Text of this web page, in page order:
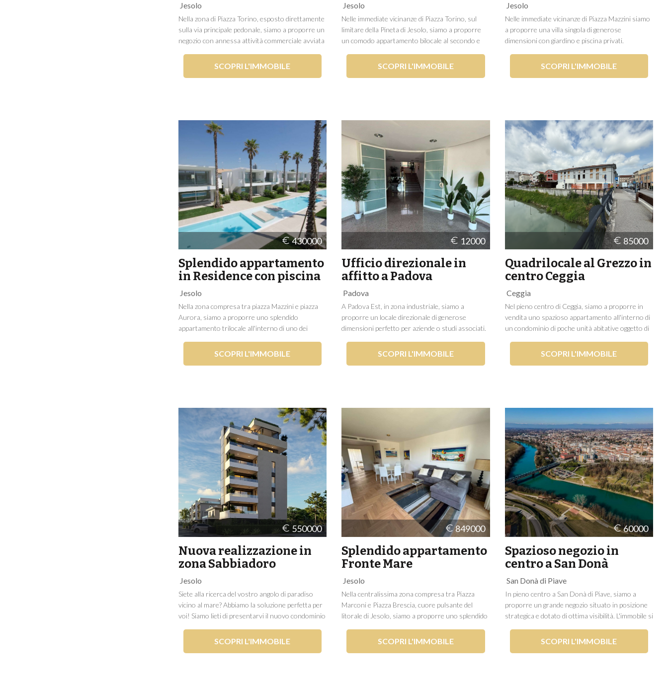
Jesolo
Nella zona di Piazza Torino, esposto direttamente
sulla via principale pedonale, siamo a proporre un
negozio con annessa attività commerciale avviata
si compone di uno spazioso spazio espositivo
SCOPRI L'IMMOBILE
Jesolo
Nelle immediate vicinanze di Piazza Torino, sul
limitare della Pineta di Jesolo, siamo a proporre
un comodo appartamento bilocale al secondo e
abitative. L'intero fabbricato sarà oggetto di una
SCOPRI L'IMMOBILE
Jesolo
Nelle immediate vicinanze di Piazza Mazzini siamo
a proporre una villa singola di generose
dimensioni con giardino e piscina privati.
terra e uno interrato. Al piano terra troviamo
SCOPRI L'IMMOBILE
430000
Splendido appartamento
in Residence con piscina
Jesolo
Nella zona compresa tra piazza Mazzini e piazza
Aurora, siamo a proporre uno splendido
appartamento trilocale all'interno di uno dei
L'immobile è situato al primo ed ultimo piano e si
SCOPRI L'IMMOBILE
12000
Ufficio direzionale in
affitto a Padova
Padova
A Padova Est, in zona industriale, siamo a
proporre un locale direzionale di generose
dimensioni perfetto per aziende o studi associati.
predisposti per l'installazione di postazioni per il
SCOPRI L'IMMOBILE
85000
Quadrilocale al Grezzo in
centro Ceggia
Ceggia
Nel pieno centro di Ceggia, siamo a proporre in
vendita uno spazioso appartamento all'interno di
un condominio di poche unità abitative oggetto di
dell'esterno. L'immobile è situato al secondo piano
SCOPRI L'IMMOBILE
550000
Nuova realizzazione in
zona Sabbiadoro
Jesolo
Siete alla ricerca del vostro angolo di paradiso
vicino al mare? Abbiamo la soluzione perfetta per
voi! Siamo lieti di presentarvi il nuovo condominio
zone più ambite ed esclusive dell'intero litorale.
SCOPRI L'IMMOBILE
849000
Splendido appartamento
Fronte Mare
Jesolo
Nella centralissima zona compresa tra Piazza
Marconi e Piazza Brescia, cuore pulsante del
litorale di Jesolo, siamo a proporre uno splendido
completamente ristrutturato di recente.
SCOPRI L'IMMOBILE
60000
Spazioso negozio in
centro a San Donà
San Donà di Piave
In pieno centro a San Donà di Piave, siamo a
proporre un grande negozio situato in posizione
strategica e dotato di ottima visibilità. L'immobile si
espositiva. Dotato di diverse vetrine tutte
SCOPRI L'IMMOBILE